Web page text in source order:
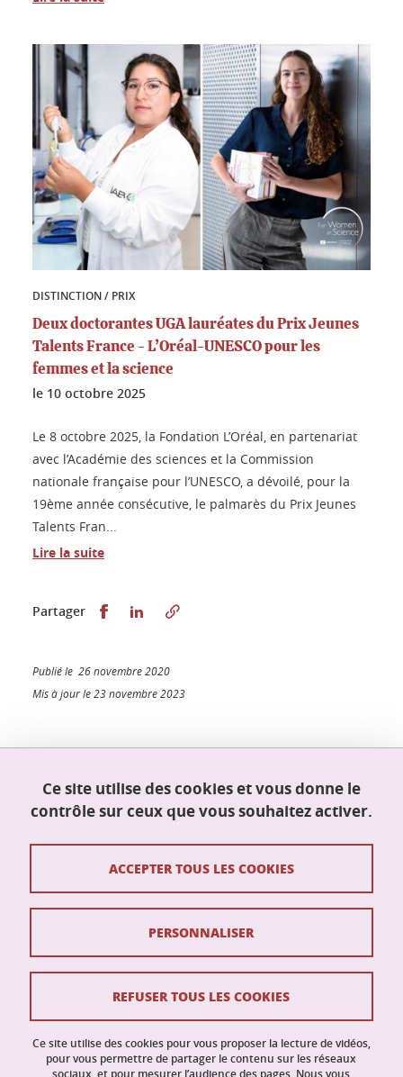
Ce site utilise des cookies et vous donne le
contrôle sur ceux que vous souhaitez activer.
Ce site utilise des cookies pour vous proposer la lecture de vidéos,
pour vous permettre de partager le contenu sur les réseaux
sociaux, et pour mesurer l’audience des pages. Nous vous
ACCEPTER TOUS LES COOKIES
REFUSER TOUS LES COOKIES
PERSONNALISER
DISTINCTION / PRIX
Deux doctorantes UGA lauréates du Prix Jeunes
Talents France - L’Oréal-UNESCO pour les
femmes et la science
le 10 octobre 2025
Le 8 octobre 2025, la Fondation L’Oréal, en partenariat
avec l’Académie des sciences et la Commission
nationale française pour l’UNESCO, a dévoilé, pour la
19ème année consécutive, le palmarès du Prix Jeunes
Talents Fran...
Lire la suite
Partager Partager sur Facebook
Partager sur LinkedIn
Publié le 26 novembre 2020
Mis à jour le 23 novembre 2023
École doctorale Mathématiques, sciences et
technologies de l'information, informatique
(MSTII)
38400 Saint-Martin-d'Hères
France
Crédits
Mentions légales